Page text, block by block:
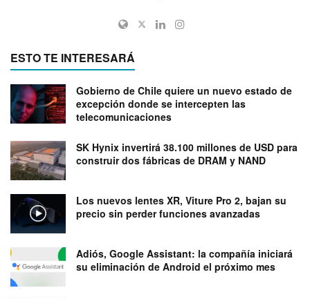
ESTO TE INTERESARÁ
Gobierno de Chile quiere un nuevo estado de
excepción donde se intercepten las
telecomunicaciones
SK Hynix invertirá 38.100 millones de USD para
construir dos fábricas de DRAM y NAND
Los nuevos lentes XR, Viture Pro 2, bajan su
precio sin perder funciones avanzadas
Adiós, Google Assistant: la compañía iniciará
su eliminación de Android el próximo mes